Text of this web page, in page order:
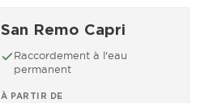
San Remo Capri
Raccordement à l'eau
permanent
À PARTIR DE